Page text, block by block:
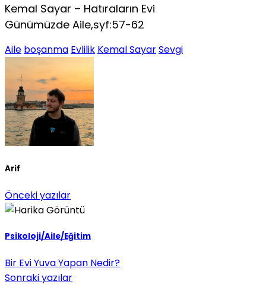
Kemal Sayar – Hatıraların Evi
Günümüzde Aile,syf:57-62
Aile boşanma Evlilik Kemal SayarSevgi
Arif
Önceki yazılar
Psikoloji/Aile/Eğitim
Bir Evi Yuva Yapan Nedir?
Sonraki yazılar